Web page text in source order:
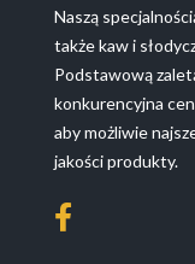
Naszą
także kaw i
Podstawową
konkurencyjna
aby możliwie
jakości produkty.